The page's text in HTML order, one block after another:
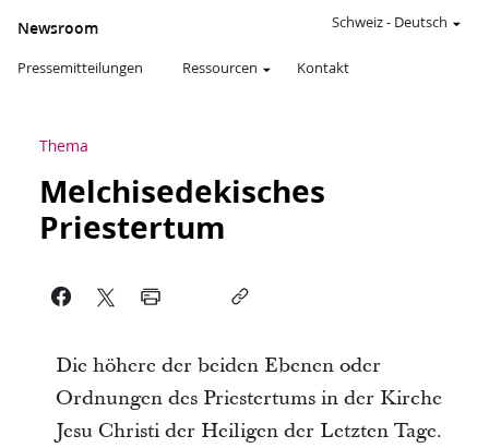
Newsroom
Pressemitteilungen Ressourcen Kontakt
Schweiz- Deutsch
Thema
Melchisedekisches
Priestertum
Die höhere der beiden Ebenen oder
Ordnungen des Priestertums in der Kirche
Jesu Christi der Heiligen der Letzten Tage.